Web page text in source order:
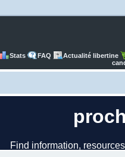
Stats FAQ
Actualité libertine